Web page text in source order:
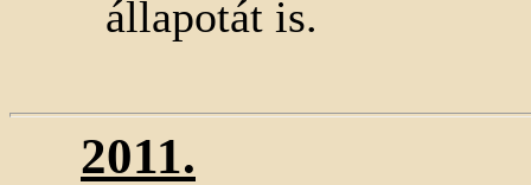
állapotát is.
2011.